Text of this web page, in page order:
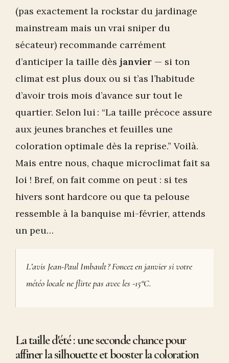
(pas exactement la rockstar du jardinage
mainstream mais un vrai sniper du
sécateur) recommande carrément
d’anticiper la taille dès janvier — si ton
climat est plus doux ou si t’as l’habitude
d’avoir trois mois d’avance sur tout le
quartier. Selon lui : “La taille précoce assure
aux jeunes branches et feuilles une
coloration optimale dès la reprise.” Voilà.
Mais entre nous, chaque microclimat fait sa
loi ! Bref, on fait comme on peut : si tes
hivers sont hardcore ou que ta pelouse
ressemble à la banquise mi-février, attends
un peu…
L’avis Jean-Paul Imbault ? Foncez en janvier si votre
météo locale ne flirte pas avec les -15°C.
La taille d'été : une seconde chance pour
affiner la silhouette et booster la coloration